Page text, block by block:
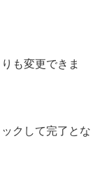
も変更できま
クして完了とな